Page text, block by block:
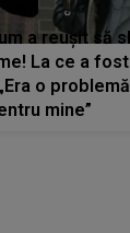
a reușit să
La ce a
o
mine”